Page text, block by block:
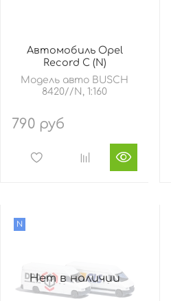
Автомобиль Opel
Record C (N)
Модель авто BUSCH
8420//N, 1:160
790 руб
Нет в наличии
N